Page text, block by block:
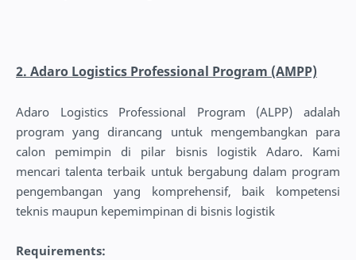
2. Adaro Logistics Professional Program (AMPP)
Adaro Logistics Professional Program (ALPP) adalah
program yang dirancang untuk mengembangkan para
calon pemimpin di pilar bisnis logistik Adaro. Kami
mencari talenta terbaik untuk bergabung dalam program
pengembangan yang komprehensif, baik kompetensi
teknis maupun kepemimpinan di bisnis logistik
Requirements: